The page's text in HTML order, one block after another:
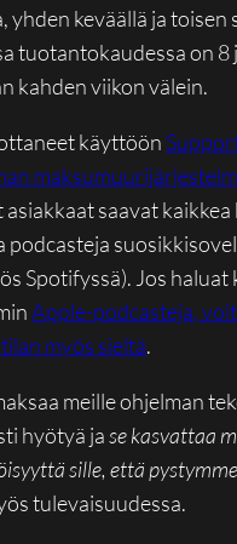
yhden keväällä ja toisen
tuotantokaudessa on 8
kahden viikon välein.
käyttöön
asiakkaat saavat
podcasteja
Spotifyssä). Jos haluat
Apple-podcasteja,
myös sieltä.
meille ohjelman
hyötyä jase kasvattaa
sille, että
tulevaisuudessa.